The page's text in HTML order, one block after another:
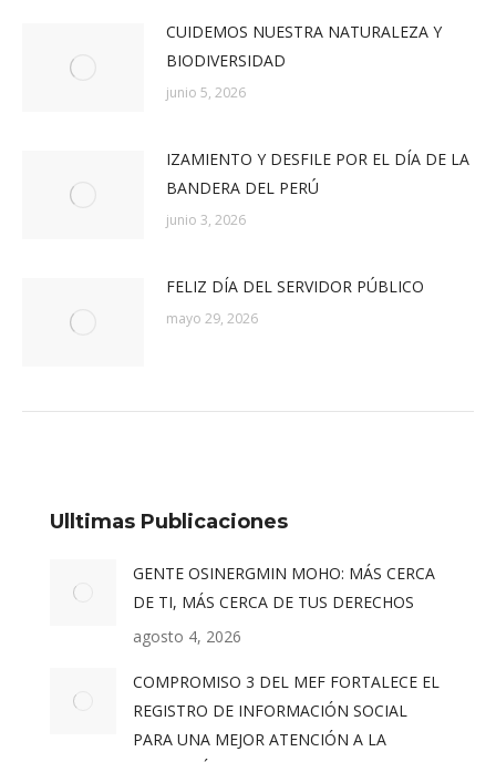
CUIDEMOS NUESTRA NATURALEZA Y
BIODIVERSIDAD
junio 5, 2026
IZAMIENTO Y DESFILE POR EL DÍA DE LA
BANDERA DEL PERÚ
junio 3, 2026
FELIZ DÍA DEL SERVIDOR PÚBLICO
mayo 29, 2026
Ulltimas Publicaciones
GENTE OSINERGMIN MOHO: MÁS CERCA
DE TI, MÁS CERCA DE TUS DERECHOS
agosto 4, 2026
COMPROMISO 3 DEL MEF FORTALECE EL
REGISTRO DE INFORMACIÓN SOCIAL
PARA UNA MEJOR ATENCIÓN A LA